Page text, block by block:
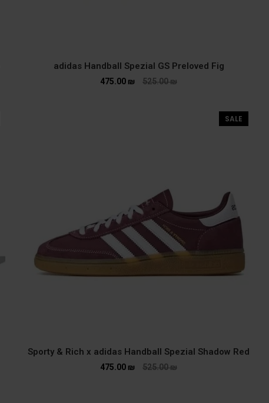
adidas Handball Spezial GS Preloved Fig
525.00₪
475.00 ₪
SALE
Sporty & Rich x adidas Handball Spezial Shadow Red
525.00₪
475.00 ₪